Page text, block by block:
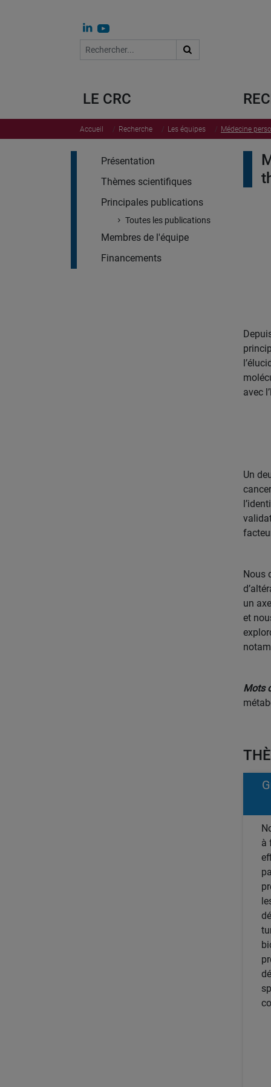
Que recherchez-vous ?
LE CRC
Accueil Recherche Les équipes Médecine
Présentation
Thèmes scientifiques
Principales publications
Toutes les publications
Membres de l'équipe
Financements
avec
Un
Nous
un
et
Mots
à